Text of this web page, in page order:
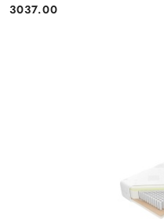
Cena:
3037.00